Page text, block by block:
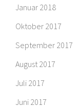
Januar 2018
Oktober 2017
September 2017
August 2017
Juli 2017
Juni 2017